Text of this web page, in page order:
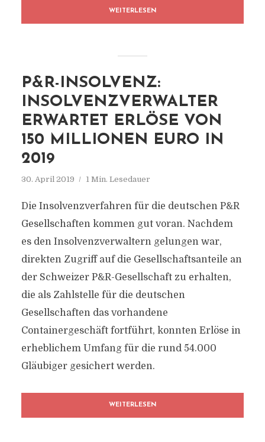
WEITERLESEN
P&R-INSOLVENZ:
INSOLVENZVERWALTER
ERWARTET ERLÖSE VON
150 MILLIONEN EURO IN
2019
30. April 2019 1 Min. Lesedauer
Die Insolvenzverfahren für die deutschen P&R
Gesellschaften kommen gut voran. Nachdem
es den Insolvenzverwaltern gelungen war,
direkten Zugriff auf die Gesellschaftsanteile an
der Schweizer P&R-Gesellschaft zu erhalten,
die als Zahlstelle für die deutschen
Gesellschaften das vorhandene
Containergeschäft fortführt, konnten Erlöse in
erheblichem Umfang für die rund 54.000
Gläubiger gesichert werden.
WEITERLESEN